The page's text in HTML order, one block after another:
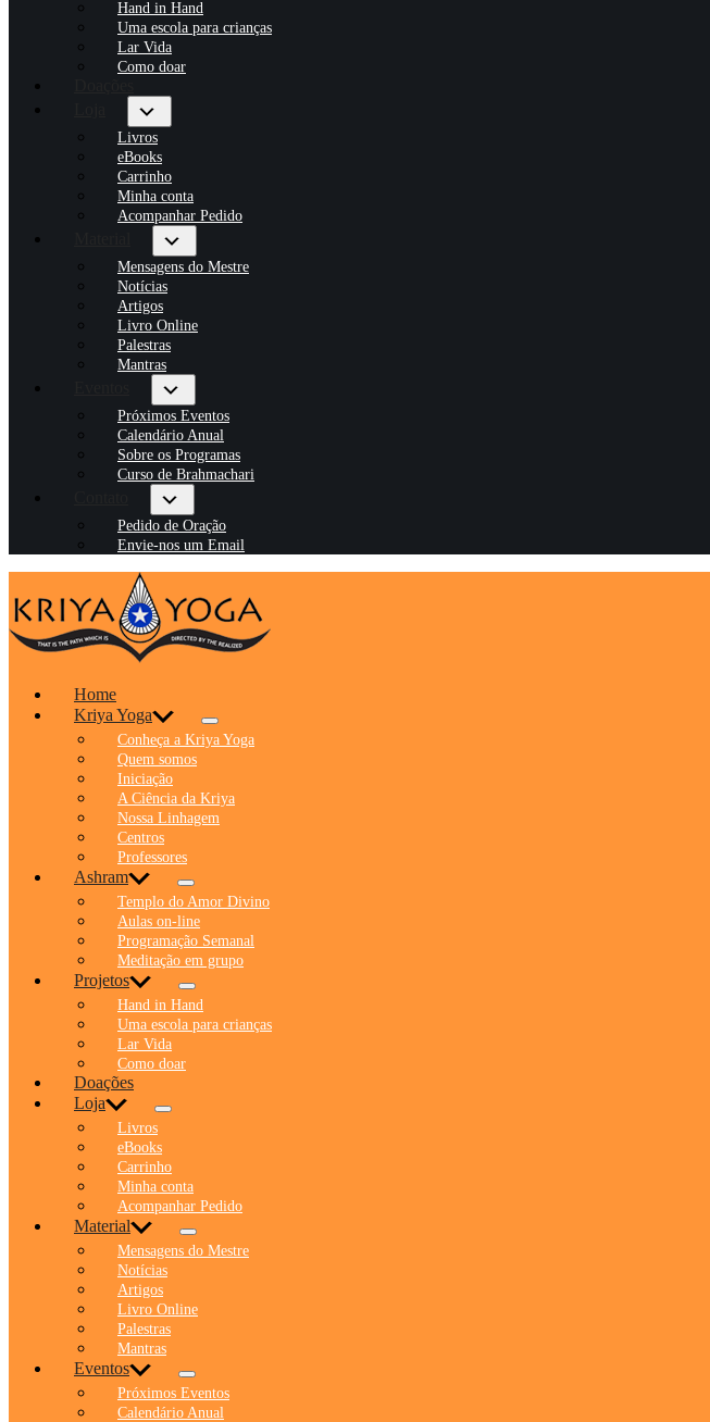
Hand in Hand
Uma escola para crianças
Lar Vida
Como doar
Livros
eBooks
Carrinho
Minha conta
Acompanhar Pedido
Mensagens do Mestre
Notícias
Artigos
Livro Online
Palestras
Mantras
Próximos Eventos
Calendário Anual
Sobre os Programas
Curso de Brahmachari
Pedido de Oração
Envie-nos um Email
Home
Kriya Yoga
Conheça a Kriya Yoga
Quem somos
Iniciação
A Ciência da Kriya
Nossa Linhagem
Centros
Professores
Ashram
Templo do Amor Divino
Aulas on-line
Programação Semanal
Meditação em grupo
Projetos
Hand in Hand
Uma escola para crianças
Lar Vida
Como doar
Doações
Loja
Livros
eBooks
Carrinho
Minha conta
Acompanhar Pedido
Material
Mensagens do Mestre
Notícias
Artigos
Livro Online
Palestras
Mantras
Eventos
Próximos Eventos
Calendário Anual